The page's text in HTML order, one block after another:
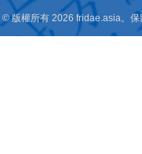
© 版權所有 2026 fridae.asia。